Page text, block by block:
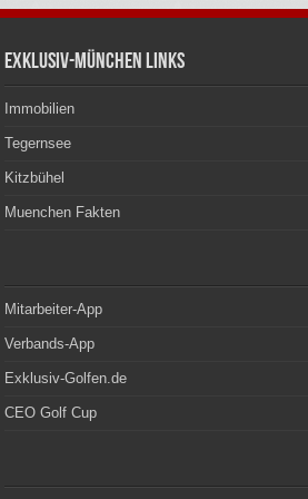
Exklusiv-München Links
Immobilien
Tegernsee
Kitzbühel
Muenchen Fakten
Mitarbeiter-App
Verbands-App
Exklusiv-Golfen.de
CEO Golf Cup